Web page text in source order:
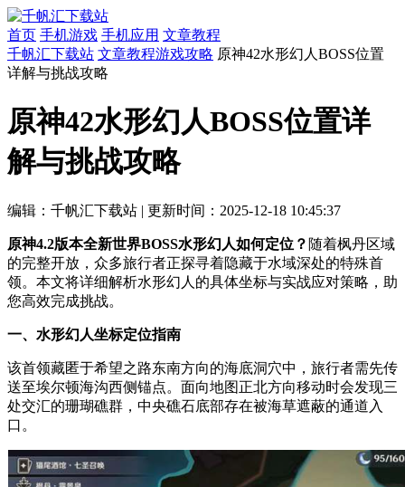
首页 手机游戏 手机应用 文章教程
千帆汇下载站 文章教程游戏攻略 原神42水形幻人BOSS位置
详解与挑战攻略
原神42水形幻人BOSS位置详
解与挑战攻略
编辑：千帆汇下载站 | 更新时间：2025-12-18 10:45:37
原神4.2版本全新世界BOSS水形幻人如何定位？ 随着枫丹区域
的完整开放，众多旅行者正探寻着隐藏于水域深处的特殊首
领。本文将详细解析水形幻人的具体坐标与实战应对策略，助
您高效完成挑战。
一、水形幻人坐标定位指南
该首领藏匿于希望之路东南方向的海底洞穴中，旅行者需先传
送至埃尔顿海沟西侧锚点。面向地图正北方向移动时会发现三
处交汇的珊瑚礁群，中央礁石底部存在被海草遮蔽的通道入
口。